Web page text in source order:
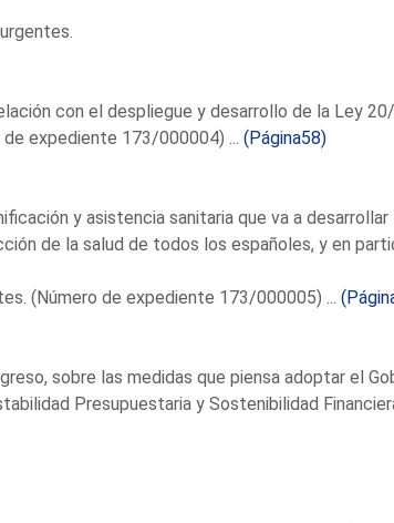
con el despliegue y desarrollo de la Ley
expediente 173/000004) ... (Página58)
y asistencia sanitaria que va a
de la salud de todos los españoles, y en
(Número de expediente 173/000005) ...
sobre las medidas que piensa adoptar el
Presupuestaria y Sostenibilidad